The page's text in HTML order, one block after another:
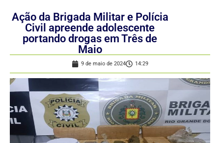
Ação da Brigada Militar e Polícia
Civil apreende adolescente
portando drogas em Três de
Maio
9 de maio de 2024 14:29